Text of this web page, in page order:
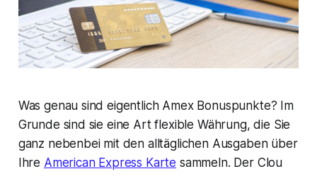
Was genau sind eigentlich Amex Bonuspunkte? Im
Grunde sind sie eine Art flexible Währung, die Sie
ganz nebenbei mit den alltäglichen Ausgaben über
Ihre American Express Karte sammeln. Der Clou